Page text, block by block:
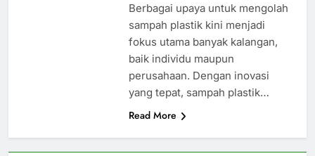
Berbagai upaya untuk mengolah
sampah plastik kini menjadi
fokus utama banyak kalangan,
baik individu maupun
perusahaan. Dengan inovasi
yang tepat, sampah plastik…
Read More